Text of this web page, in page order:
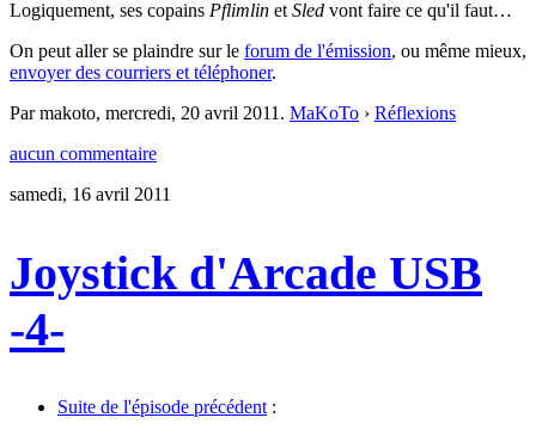
Logiquement, ses copains Pflimlin et Sled vont faire ce qu'il faut…
On peut aller se plaindre sur le forum de l'émission, ou même mieux,
envoyer des courriers et téléphoner.
Par makoto, mercredi, 20 avril 2011 . MaKoTo › Réflexions
aucun commentaire
samedi, 16 avril 2011
Joystick d'Arcade USB
-4-
Suite de l'épisode précédent :